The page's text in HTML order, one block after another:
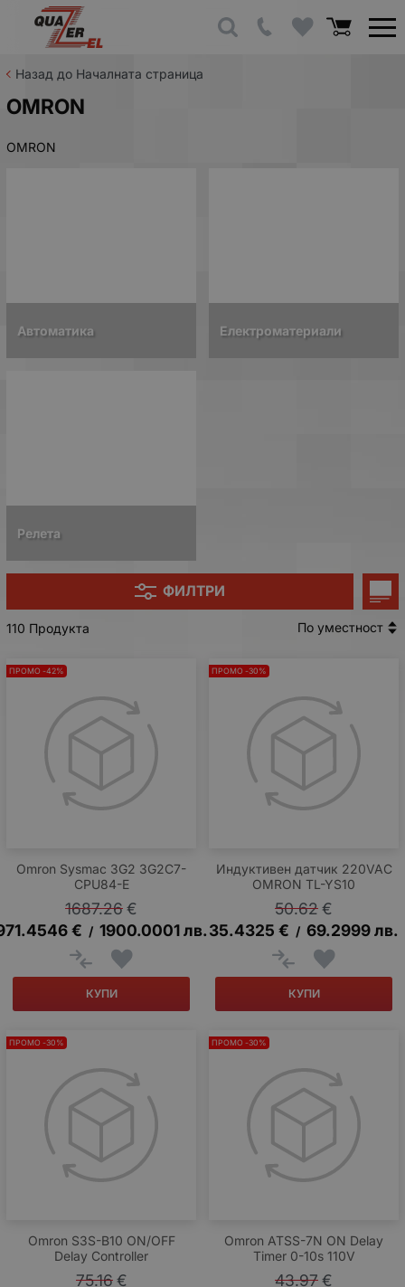
Назад до Началната страница
OMRON
OMRON
Автоматика Електроматериали
Релета
ФИЛТРИ
110 Продукта По уместност
Omron Sysmac 3G2 3G2C7-
CPU84-E
1687.26€
€ / 1900.0001 лв.
КУПИ
ПРОМО -42%
Индуктивен датчик 220VAC
OMRON TL-YS10
50.62€
35.4325 € / 69.2999лв.
КУПИ
ПРОМО -30%
Omron S3S-B10 ON/OFF
Delay Controller
75.16 €
ПРОМО -30%
Omron ATSS-7N ON Delay
Timer 0-10s 110V
43.97€
ПРОМО -30%